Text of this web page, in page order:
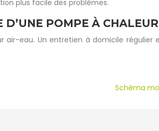
plus facile des problèmes.
POMPE À
eau. Un entretien à domicile
Schéma